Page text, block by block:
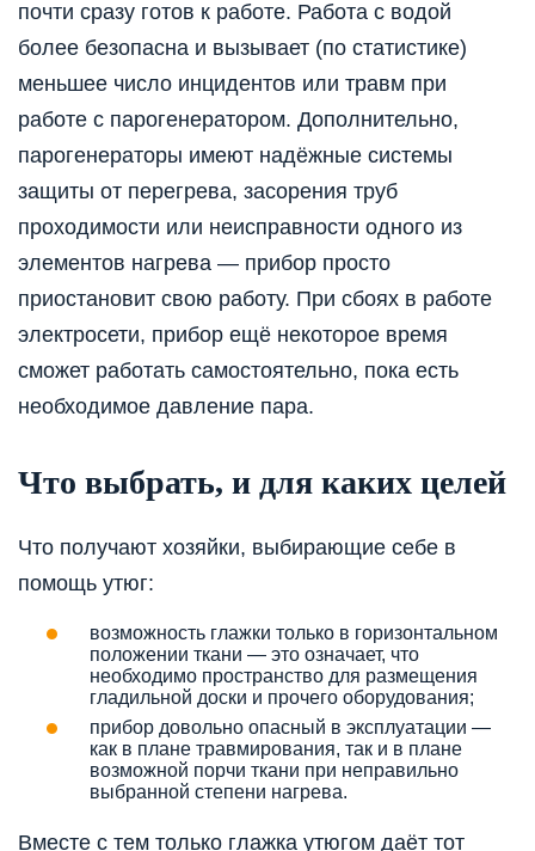
почти сразу готов к работе. Работа с водой
более безопасна и вызывает (по статистике)
меньшее число инцидентов или травм при
работе с парогенератором. Дополнительно,
парогенераторы имеют надёжные системы
защиты от перегрева, засорения труб
проходимости или неисправности одного из
элементов нагрева — прибор просто
приостановит свою работу. При сбоях в работе
электросети, прибор ещё некоторое время
сможет работать самостоятельно, пока есть
необходимое давление пара.
Что выбрать, и для каких целей
Что получают хозяйки, выбирающие себе в
помощь утюг:
возможность глажки только в горизонтальном
положении ткани — это означает, что
необходимо пространство для размещения
гладильной доски и прочего оборудования;
прибор довольно опасный в эксплуатации —
как в плане травмирования, так и в плане
возможной порчи ткани при неправильно
выбранной степени нагрева.
Вместе с тем только глажка утюгом даёт тот